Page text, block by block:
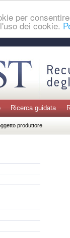
per
dei cookie.
Ricerca guidata
produttore